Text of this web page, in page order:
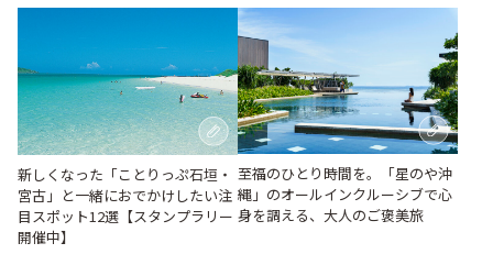
新しくなった「ことりっぷ石垣・
宮古」と一緒におでかけしたい注
目スポット12選【スタンプラリー
開催中】
至福のひとり時間を。「星のや沖
縄」のオールインクルーシブで心
身を調える、大人のご褒美旅